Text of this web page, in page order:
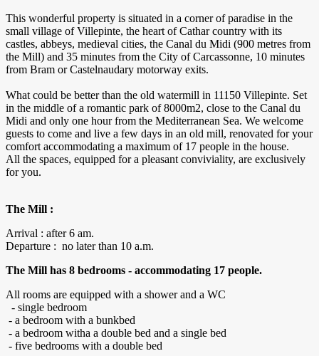
This wonderful property is situated in a corner of paradise in the
small village of Villepinte, the heart of Cathar country with its
castles, abbeys, medieval cities, the Canal du Midi (900 metres from
the Mill) and 35 minutes from the City of Carcassonne, 10 minutes
from Bram or Castelnaudary motorway exits.
What could be better than the old watermill in 11150 Villepinte. Set
in the middle of a romantic park of 8000m2, close to the Canal du
Midi and only one hour from the Mediterranean Sea. We welcome
guests to come and live a few days in an old mill, renovated for your
comfort accommodating a maximum of 17 people in the house.
All the spaces, equipped for a pleasant conviviality, are exclusively
for you.
The Mill :
Arrival : after 6 am.
Departure : no later than 10 a.m.
The Mill has 8 bedrooms - accommodating 17 people.
All rooms are equipped with a shower and a WC
- single bedroom
- a bedroom with a bunkbed
- a bedroom witha a double bed and a single bed
- five bedrooms with a double bed